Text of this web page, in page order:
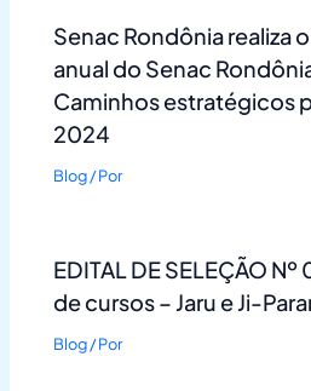
Senac Rondônia realiza
anual do Senac
Caminhos estratégicos
2024
Blog/ Por
EDITAL DE SELEÇÃO
de cursos – Jaru e Ji-
Blog/ Por